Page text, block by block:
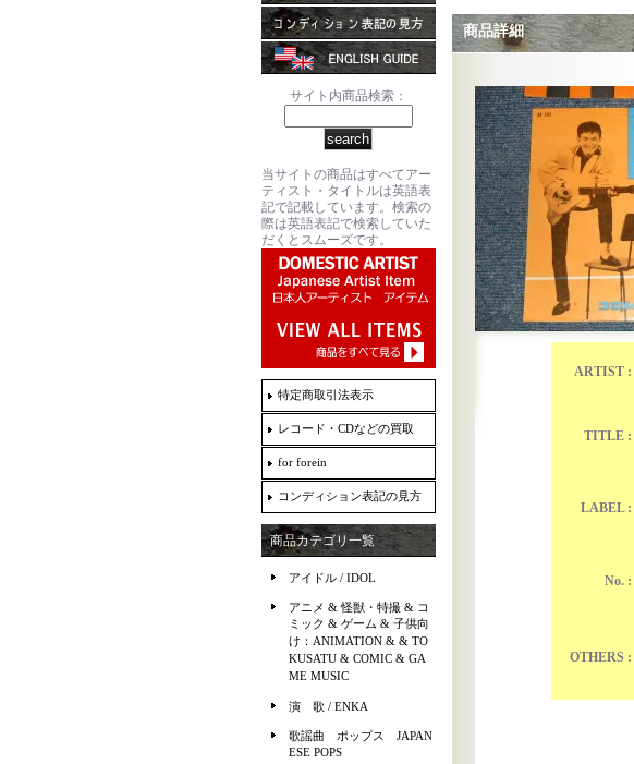
サイト内商品検索：
当サイトの商品はすべてアー
ティスト・タイトルは英語表
記で記載しています。検索の
際は英語表記で検索していた
だくとスムーズです。
特定商取引法表示
レコード・CDなどの買取
for forein
コンディション表記の見方
商品カテゴリ一覧
アイドル / IDOL
アニメ & 怪獣・特撮 & コ
ミック & ゲーム & 子供向
け：ANIMATION & & TO
KUSATU & COMIC & GA
ME MUSIC
演 歌 / ENKA
歌謡曲 ポップス JAPAN
ESE POPS
商品詳細
ARTIST :
TITLE :
LABEL :
No. :
OTHERS :